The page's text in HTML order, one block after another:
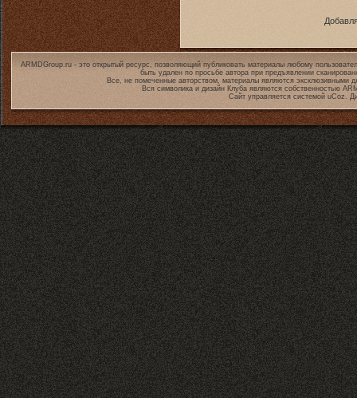
ARMDGroup.ru - это открытый ресурс, позволяющий публиковать материалы любому
быть удален по просьбе автора при предъявлении
Все, не помеченные авторством, материалы являются эксклюзивными
Вся символика и дизайн Клуба являются собственностью
Сайт управляется системой uCoz.